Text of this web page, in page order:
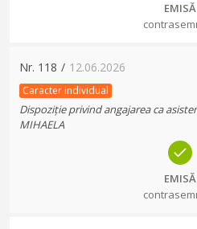
EMISĂ
Nr. 118 / 12.06.2026
Caracter individual
Dispoziție privind angajarea ca
MIHAELA
EMISĂ